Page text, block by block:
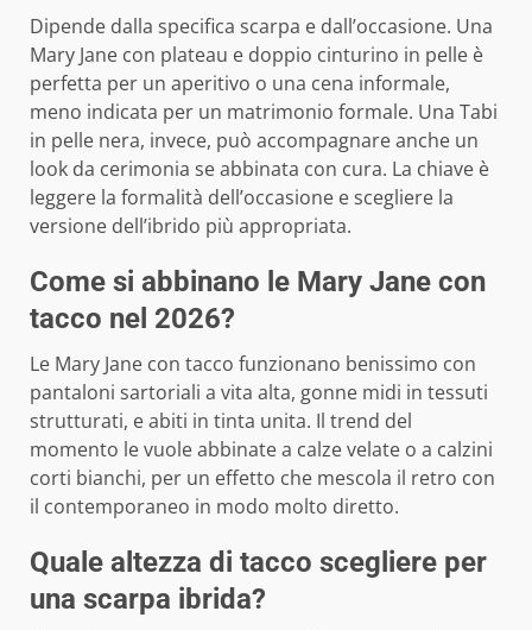
Dipende dalla specifica scarpa e dall’occasione. Una
Mary Jane con plateau e doppio cinturino in pelle è
perfetta per un aperitivo o una cena informale,
meno indicata per un matrimonio formale. Una Tabi
in pelle nera, invece, può accompagnare anche un
look da cerimonia se abbinata con cura. La chiave è
leggere la formalità dell’occasione e scegliere la
versione dell’ibrido più appropriata.
Come si abbinano le Mary Jane con
tacco nel 2026?
Le Mary Jane con tacco funzionano benissimo con
pantaloni sartoriali a vita alta, gonne midi in tessuti
strutturati, e abiti in tinta unita. Il trend del
momento le vuole abbinate a calze velate o a calzini
corti bianchi, per un effetto che mescola il retro con
il contemporaneo in modo molto diretto.
Quale altezza di tacco scegliere per
una scarpa ibrida?